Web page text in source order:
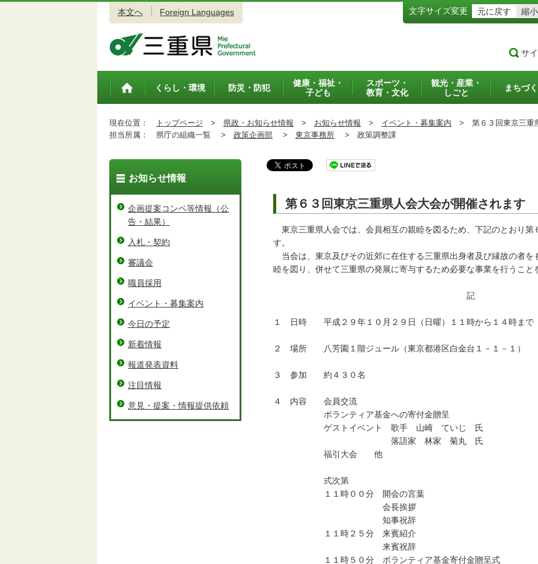
本文へ Foreign Languages 文字サイズ変更 元に戻す 縮小
サ
トップペ
くらし・環境 防災・防犯
健康・福祉・
子ども
スポーツ・
教育・文化
観光・産業・
しごと
まちづ
現在位置： トップページ > 県政・お知らせ情報 > お知らせ情報 > イベント・募集案内 > 第６３回東京三重
担当所属：
県庁の組織一覧 > 政策企画部 > 東京事務所 > 政策調整課
第６３回東京三重県人会大会が開催されます
東京三重県人会では、会員相互の親睦を図るため、下記のとおり第
す。
当会は、東京及びその近郊に在住する三重県出身者及び縁故の者を
睦を図り、併せて三重県の発展に寄与するため必要な事業を行うこと
記
１ 日時 平成２９年１０月２９日（日曜）１１時から１４時まで
２ 場所 八芳園１階ジュール（東京都港区白金台１－１－１）
３ 参加 約４３０名
４ 内容 会員交流
ボランティア基金への寄付金贈呈
ゲストイベント 歌手 山崎 ていじ 氏
落語家 林家 菊丸 氏
福引大会 他
式次第
１１時００分 開会の言葉
会長挨拶
知事祝辞
１１時２５分 来賓紹介
来賓祝辞
１１時５０分 ボランティア基金寄付金贈呈式
お知らせ情報
企画提案コンペ等情報（公
告・結果）
入札・契約
審議会
職員採用
イベント・募集案内
今日の予定
新着情報
報道発表資料
注目情報
意見・提案・情報提供依頼